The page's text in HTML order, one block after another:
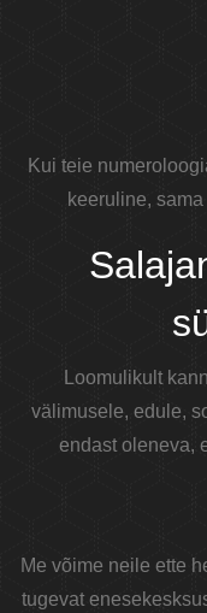
Kui teie
keeruline,
Loomulikult
välimusele, edule,
endast oleneva,
Me võime neile ette
tugevat